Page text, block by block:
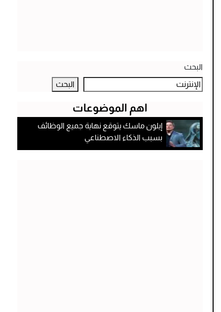
البحث
البحث
اهم الموضوعات
إيلون ماسك يتوقع نهاية جميع الوظائف
بسبب الذكاء الاصطناعي